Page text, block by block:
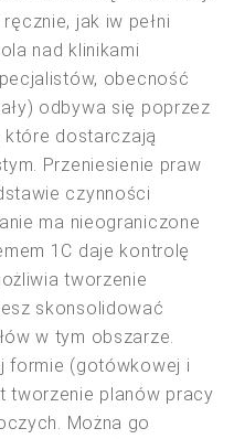
jak iw pełni
nad klinikami
obecność
odbywa się poprzez
które dostarczają
Przeniesienie praw
czynności
ma nieograniczone
1C daje kontrolę
tworzenie
skonsolidować
w tym obszarze.
formie (gotówkowej i
tworzenie planów pracy
Można go